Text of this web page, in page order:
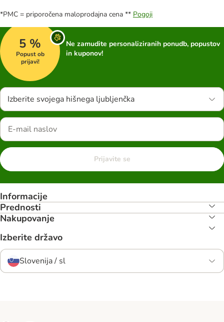
*PMC = priporočena maloprodajna cena ** Pogoji
5 %
Popust ob
prijavi!
Ne zamudite personaliziranih ponudb, popustov
in kuponov!
Izberite svojega hišnega ljubljenčka
Prijavite se
Informacije
Prednosti
Nakupovanje
Izberite državo
Slovenija / sl